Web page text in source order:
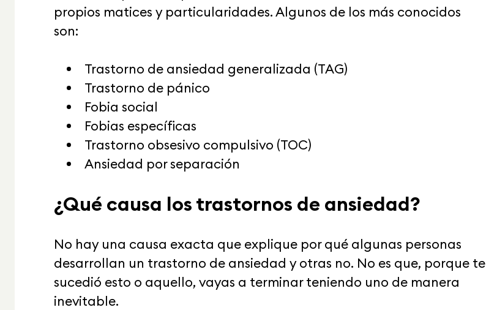
propios matices y particularidades. Algunos de los más conocidos
son:
Trastorno de ansiedad generalizada (TAG)
Trastorno de pánico
Fobia social
Fobias específicas
Trastorno obsesivo compulsivo (TOC)
Ansiedad por separación
¿Qué causa los trastornos de ansiedad?
No hay una causa exacta que explique por qué algunas personas
desarrollan un trastorno de ansiedad y otras no. No es que, porque te
sucedió esto o aquello, vayas a terminar teniendo uno de manera
inevitable.